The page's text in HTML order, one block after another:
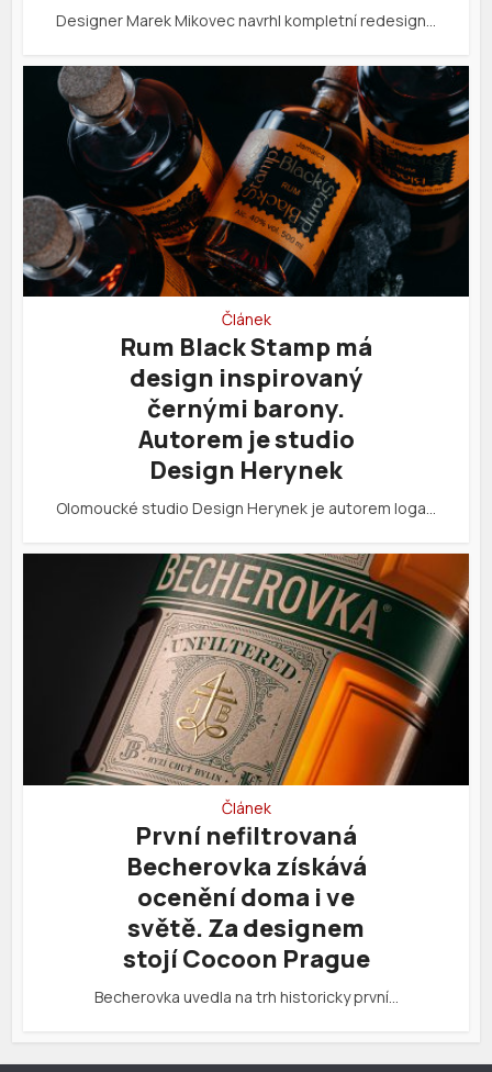
Designer Marek Mikovec navrhl kompletní redesign…
Článek
Rum Black Stamp má
design inspirovaný
černými barony.
Autorem je studio
Design Herynek
Olomoucké studio Design Herynek je autorem loga…
Článek
První nefiltrovaná
Becherovka získává
ocenění doma i ve
světě. Za designem
stojí Cocoon Prague
Becherovka uvedla na trh historicky první…